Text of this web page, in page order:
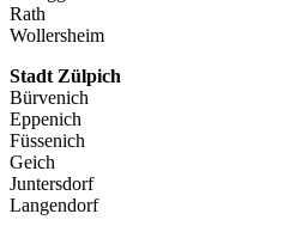
Rath
Wollersheim
Stadt Zülpich
Bürvenich
Eppenich
Füssenich
Geich
Juntersdorf
Langendorf